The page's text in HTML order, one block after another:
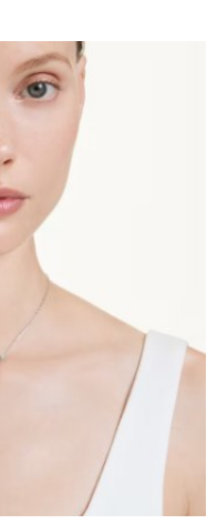
帳單繳交帳款。
關係目的，商店將以您的個人
哥大進項蒐集、處理及利用，
認、核對及更正。
oppay.tw/userRule
視為有效，需透過AFTEE先享
帳頁面顯示為準，若有關於
問，請聯繫「AFTEE先享後付
support/home
先享後付」服務完成之交
並將交易相關給付款項請求債
：
監護人之同意方可使用
之損失，本公司不負相關責
帳號之用戶狀況，依本公司即
之情形，本公司將視審查結果
冊。若發現惡意使用之情形，
用額度並採取法律行動。
費
不提供京站紙袋，取件時